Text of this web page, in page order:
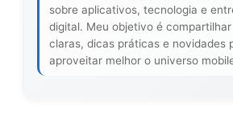
sobre aplicativos, tecnologia e
digital. Meu objetivo é
claras, dicas práticas e novidades
aproveitar melhor o universo